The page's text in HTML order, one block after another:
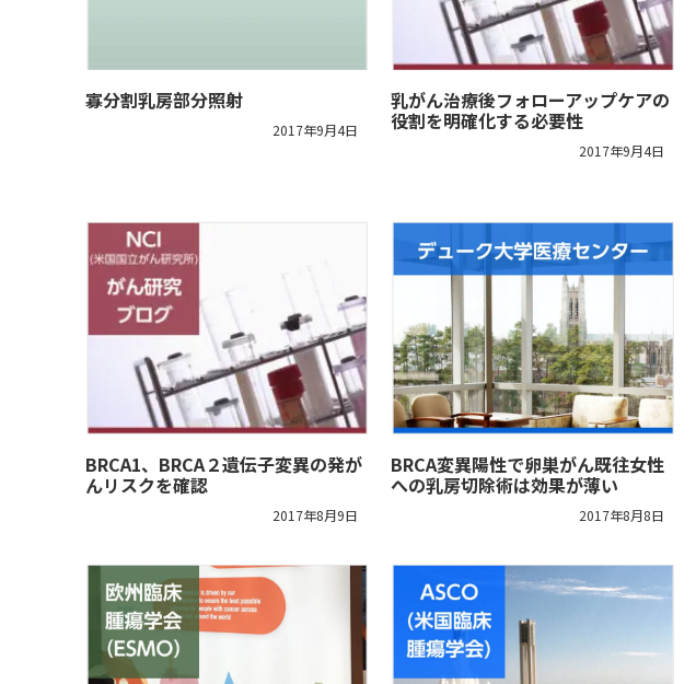
寡分割乳房部分照射
2017年9月4日
乳がん治療後フォローアップケアの
役割を明確化する必要性
2017年9月4日
BRCA1、BRCA２遺伝子変異の発が
んリスクを確認
2017年8月9日
BRCA変異陽性で卵巣がん既往女性
への乳房切除術は効果が薄い
2017年8月8日